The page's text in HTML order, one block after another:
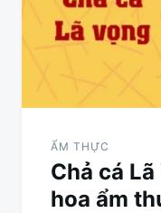
ẨM THỰC
Chả cá
hoa ẩm